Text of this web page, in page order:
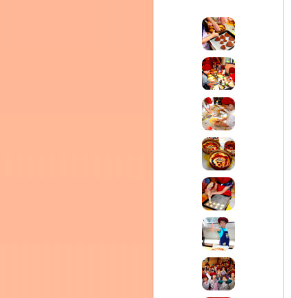
クレモンティーヌ – 新百合ヶ丘の料理教